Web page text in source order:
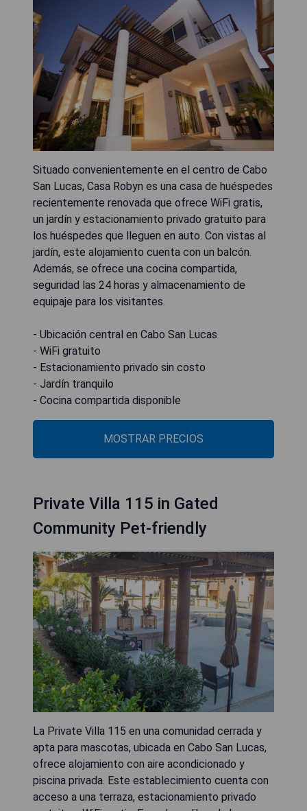
Situado convenientemente en el centro de Cabo
San Lucas, Casa Robyn es una casa de huéspedes
recientemente renovada que ofrece WiFi gratis,
un jardín y estacionamiento privado gratuito para
los huéspedes que lleguen en auto. Con vistas al
jardín, este alojamiento cuenta con un balcón.
Además, se ofrece una cocina compartida,
seguridad las 24 horas y almacenamiento de
equipaje para los visitantes.
- Ubicación central en Cabo San Lucas
- WiFi gratuito
- Estacionamiento privado sin costo
- Jardín tranquilo
- Cocina compartida disponible
MOSTRAR PRECIOS
Private Villa 115 in Gated
Community Pet-friendly
La Private Villa 115 en una comunidad cerrada y
apta para mascotas, ubicada en Cabo San Lucas,
ofrece alojamiento con aire acondicionado y
piscina privada. Este establecimiento cuenta con
acceso a una terraza, estacionamiento privado